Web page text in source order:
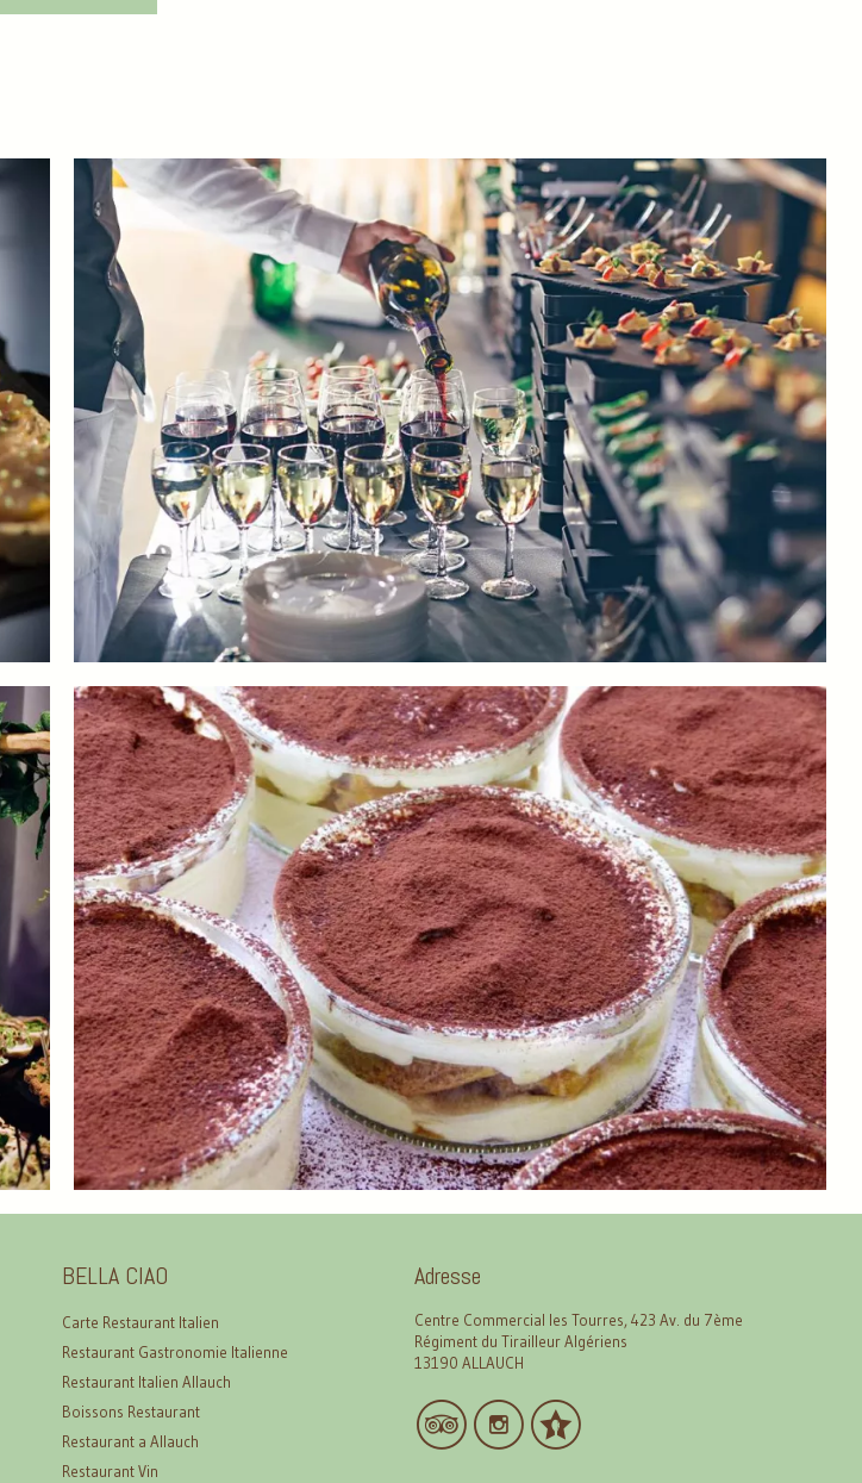
BELLA CIAO
Carte Restaurant Italien
Restaurant Gastronomie Italienne
Restaurant Italien Allauch
Boissons Restaurant
Restaurant a Allauch
Restaurant Vin
Adresse
Centre Commercial les Tourres, 423 Av. du 7ème
Régiment du Tirailleur Algériens
13190 ALLAUCH